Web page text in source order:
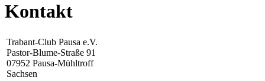
Kontakt
Trabant-Club Pausa e.V.
Pastor-Blume-Straße 91
07952 Pausa-Mühltroff
Sachsen